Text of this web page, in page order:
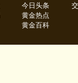
今日头条
黄金热点
黄金百科